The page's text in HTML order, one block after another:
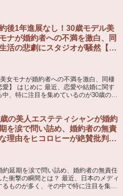
後1年進展なし！30歳モデル美
ナが婚約者への不満を激白、同
活の悲劇にスタジオが騒然【恋
女モナが婚約者への不満を激白、同棲
】 はじめに 最近、恋愛や結婚に関す
、特に注目を集めているのが30歳のモ
の美人エステティシャンが婚約
を涙で問い詰め、婚約者の無責
理由をヒコロヒーが絶賛批判し
延期を涙で問い詰め、婚約者の無責任
衝撃の瞬間とは？ 最近、日本のメディ
ものが多く、その中で特に注目を集め